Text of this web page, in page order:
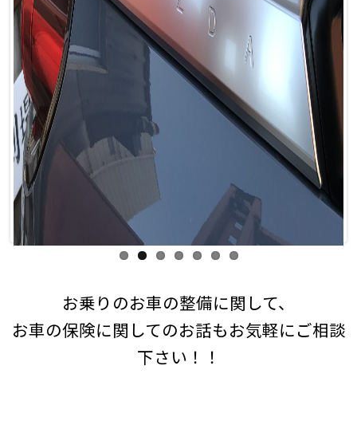
お乗りのお車の整備に関して、
お車の保険に関してのお話もお気軽にご相談
下さい！！